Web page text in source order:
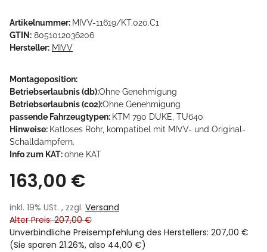
Artikelnummer: MIVV-11619/KT.020.C1
GTIN: 8051012036206
Hersteller: MIVV
Montageposition:
Betriebserlaubnis (db):Ohne Genehmigung
Betriebserlaubnis (co2):Ohne Genehmigung
passende Fahrzeugtypen: KTM 790 DUKE, TU640
Hinweise: Katloses Rohr, kompatibel mit MIVV- und Original-
Schalldämpfern.
Info zum KAT:ohne KAT
163,00 €
inkl. 19% USt. , zzgl. Versand
Alter Preis: 207,00 €
Unverbindliche Preisempfehlung des Herstellers: 207,00 €
(Sie sparen 21.26%, also 44,00 €)